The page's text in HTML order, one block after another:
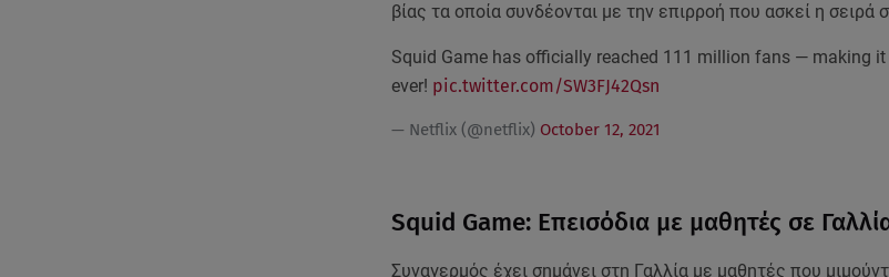
βίας τα οποία συνδέονται με την επιρροή που ασκεί η σειρά
Squid Game has officially reached 111 million fans — making
ever! pic.twitter.com/SW3FJ42Qsn
— Netflix (@netflix) October 12, 2021
Squid Game: Επεισόδια με μαθητές σε
Συναγερμός έχει σημάνει στη Γαλλία με μαθητές που